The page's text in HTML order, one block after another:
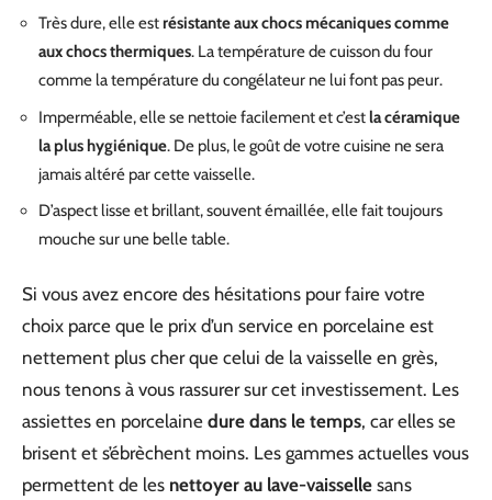
Très dure, elle estrésistante aux chocs mécaniques comme
aux chocs thermiques. La température de cuisson du four
comme la température du congélateur ne lui font pas peur.
Imperméable, elle se nettoie facilement et c’est la céramique
la plus hygiénique. De plus, le goût de votre cuisine ne sera
jamais altéré par cette vaisselle.
D’aspect lisse et brillant, souvent émaillée, elle fait toujours
mouche sur une belle table.
Si vous avez encore des hésitations pour faire votre
choix parce que le prix d’un service en porcelaine est
nettement plus cher que celui de la vaisselle en grès,
nous tenons à vous rassurer sur cet investissement. Les
assiettes en porcelaine dure dans le temps, car elles se
brisent et s’ébrèchent moins. Les gammes actuelles vous
permettent de les nettoyer au lave-vaisselle sans